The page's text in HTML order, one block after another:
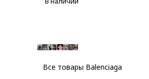
Все товары Balenciaga